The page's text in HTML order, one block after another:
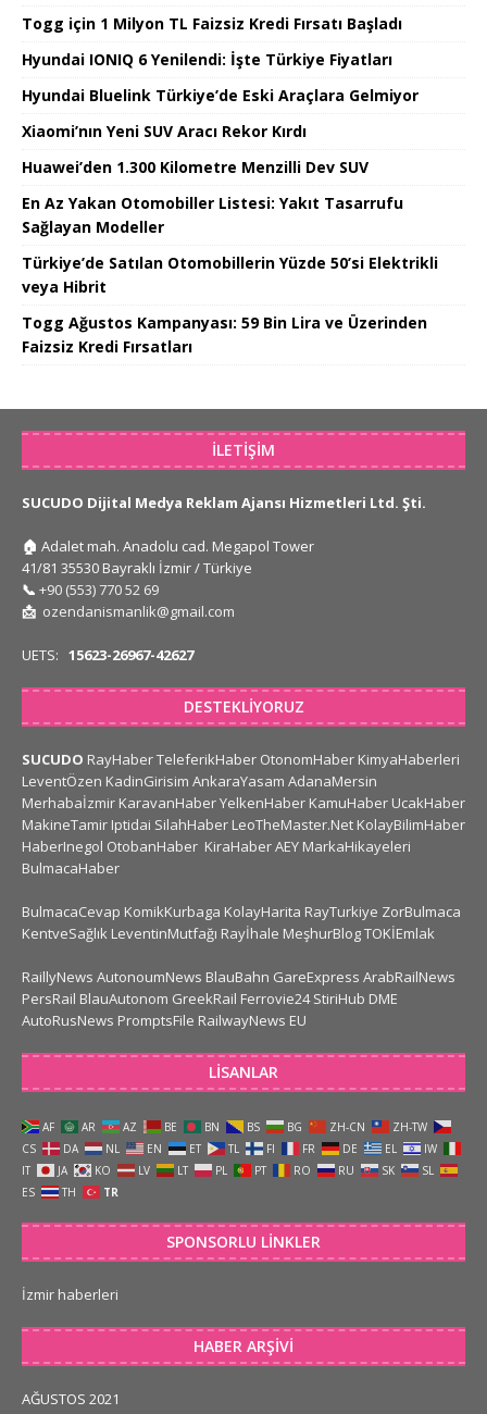
Togg için 1 Milyon TL Faizsiz Kredi Fırsatı Başladı
Hyundai IONIQ 6 Yenilendi: İşte Türkiye Fiyatları
Hyundai Bluelink Türkiye’de Eski Araçlara Gelmiyor
Xiaomi’nın Yeni SUV Aracı Rekor Kırdı
Huawei’den 1.300 Kilometre Menzilli Dev SUV
En Az Yakan Otomobiller Listesi: Yakıt Tasarrufu
Sağlayan Modeller
Türkiye’de Satılan Otomobillerin Yüzde 50’si Elektrikli
veya Hibrit
Togg Ağustos Kampanyası: 59 Bin Lira ve Üzerinden
Faizsiz Kredi Fırsatları
İLETIŞIM
SUCUDO Dijital Medya Reklam Ajansı Hizmetleri Ltd. Şti.
🏠 Adalet mah. Anadolu cad. Megapol Tower
41/81 35530 Bayraklı İzmir / Türkiye
📞 +90 (553) 770 52 69
📩 ozendanismanlik@gmail.com
UETS: 15623-26967-42627
DESTEKLIYORUZ
SUCUDO RayHaberTeleferikHaber OtonomHaber KimyaHaberleri
LeventÖzen KadinGirisim AnkaraYasam AdanaMersin
Merhabaİzmir KaravanHaberYelkenHaber KamuHaber UcakHaber
MakineTamir Iptidai SilahHaber LeoTheMaster.Net KolayBilimHaber
HaberInegol OtobanHaber KiraHaberAEY MarkaHikayeleri
BulmacaHaber
BulmacaCevap KomikKurbaga KolayHarita RayTurkiye ZorBulmaca
KentveSağlık LeventinMutfağı Rayİhale MeşhurBlogTOKİEmlak
RaillyNews AutonoumNews BlauBahn GareExpress ArabRailNews
PersRail BlauAutonom GreekRail Ferrovie24 StiriHub DME
AutoRusNews PromptsFile RailwayNews EU
LISANLAR
AF AR AZ BE BN BS BG ZH-CN
ZH-TW
CS
DA NL EN ET TL FI FR DE EL
IW
IT
JA KO LV LT PL PT RO RU SK
SL
ES
TH TR
SPONSORLU LINKLER
İzmir haberleri
HABER ARŞIVI
AĞUSTOS 2021